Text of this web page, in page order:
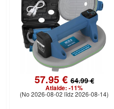
57.95 €64.99 €
Atlaide: -11%
(No 2026-08-02 līdz 2026-08-14)